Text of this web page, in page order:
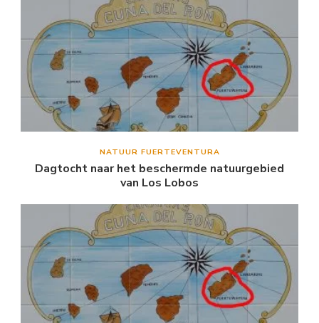
NATUUR FUERTEVENTURA
Dagtocht naar het beschermde natuurgebied
van Los Lobos